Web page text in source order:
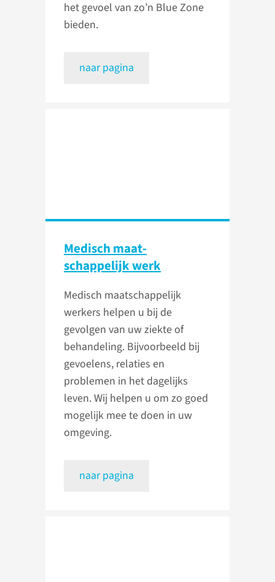
het gevoel van zo’n Blue Zone
bieden.
naar pagina
Medisch maat­
schappelijk werk
Medisch maatschappelijk
werkers helpen u bij de
gevolgen van uw ziekte of
behandeling. Bijvoorbeeld bij
gevoelens, relaties en
problemen in het dagelijks
leven. Wij helpen u om zo goed
mogelijk mee te doen in uw
omgeving.
naar pagina